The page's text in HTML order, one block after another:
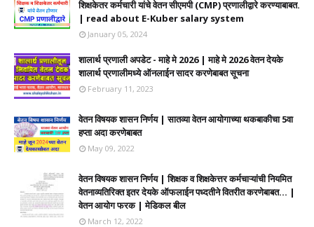
शिक्षकेतर कर्मचारी यांचे वेतन सीएमपी (CMP) प्रणालीद्वारे करण्याबाबत.
| read about E-Kuber salary system
January 05, 2024
शालार्थ प्रणाली अपडेट - माहे मे 2026 | माहे मे 2026 वेतन देयके
शालार्थ प्रणालीमध्ये ऑनलाईन सादर करणेबाबत सूचना
February 11, 2023
वेतन विषयक शासन निर्णय | सातव्या वेतन आयोगाच्या थकबाकीचा 5वा
हप्ता अदा करणेबाबत
May 09, 2022
वेतन विषयक शासन निर्णय | शिक्षक व शिक्षकेत्तर कर्मचाऱ्यांची नियमित
वेतनाव्यतिरिक्त इतर देयके ऑफलाईन पध्दतीने वितरीत करणेबाबत... |
वेतन आयोग फरक | मेडिकल बील
March 12, 2022